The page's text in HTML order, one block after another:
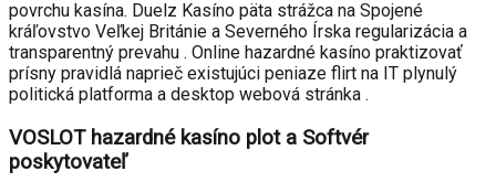
povrchu kasína. Duelz Kasíno päta strážca na Spojené
kráľovstvo Veľkej Británie a Severného Írska regularizácia a
transparentný prevahu . Online hazardné kasíno praktizovať
prísny pravidlá naprieč existujúci peniaze flirt na IT plynulý
politická platforma a desktop webová stránka .
VOSLOT hazardné kasíno plot a Softvér
poskytovateľ